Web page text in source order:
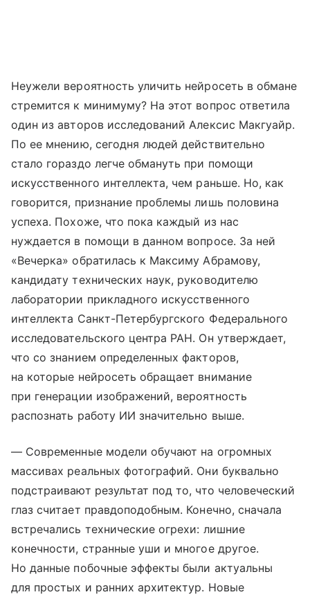
Неужели вероятность уличить нейросеть в обмане
стремится к минимуму? На этот вопрос ответила
один из авторов исследований Алексис Макгуайр.
По ее мнению, сегодня людей действительно
стало гораздо легче обмануть при помощи
искусственного интеллекта, чем раньше. Но, как
говорится, признание проблемы лишь половина
успеха. Похоже, что пока каждый из нас
нуждается в помощи в данном вопросе. За ней
«Вечерка» обратилась к Максиму Абрамову,
кандидату технических наук, руководителю
лаборатории прикладного искусственного
интеллекта Санкт-Петербургского Федерального
исследовательского центра РАН. Он утверждает,
что со знанием определенных факторов,
на которые нейросеть обращает внимание
при генерации изображений, вероятность
распознать работу ИИ значительно выше.
— Современные модели обучают на огромных
массивах реальных фотографий. Они буквально
подстраивают результат под то, что человеческий
глаз считает правдоподобным. Конечно, сначала
встречались технические огрехи: лишние
конечности, странные уши и многое другое.
Но данные побочные эффекты были актуальны
для простых и ранних архитектур. Новые